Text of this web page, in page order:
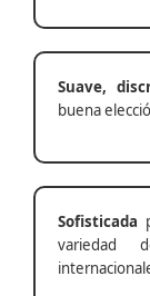
Suave,
buena
Sofisticada
variedad